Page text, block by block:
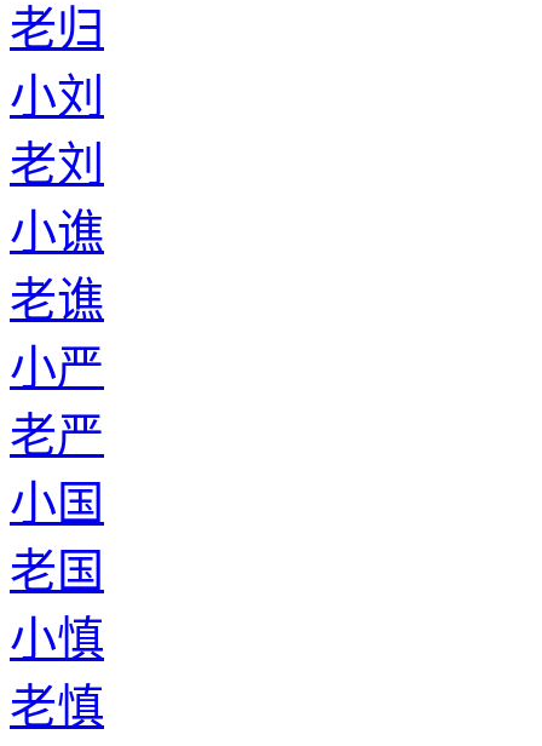
老归
小刘
老刘
小谯
老谯
小严
老严
小国
老国
小慎
老慎